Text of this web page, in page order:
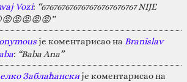
Vozi: “676767676767676767676767 NIJE
је коментарисао на Branislav
: “Baba Ana”
Заблаћанскије коментарисао на